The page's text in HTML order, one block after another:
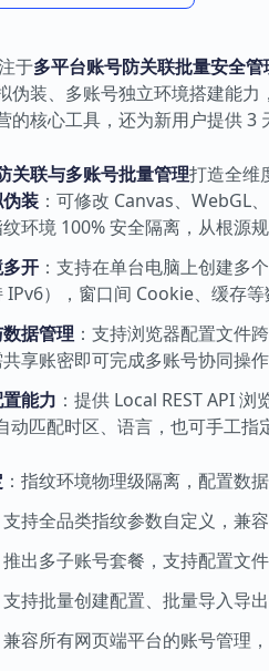
于多平台账号防关联批量安全管
伪装、多账号独立环境搭建能
的核心工具，还为新用户提供
关联与多账号批量管理打造全维
装 ：可修改 Canvas、WebGL
环境 100% 安全隔离，从根源
开 ：支持在单台电脑上创建多
IPv6），窗口间 Cookie、缓存
据管理 ：支持浏览器配置文件
享账密即可完成多账号协同操
能力 ：提供 Local REST API
动匹配时区、语言，也可手工
：指纹环境物理级隔离，配置数
支持全品类指纹参数自定义，兼
出多子账号套餐，支持配置文
支持批量创建配置、批量导入导
兼容所有网页端平台的账号管理